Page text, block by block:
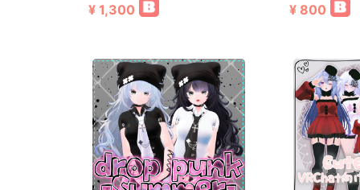
¥ 1,300
¥ 800